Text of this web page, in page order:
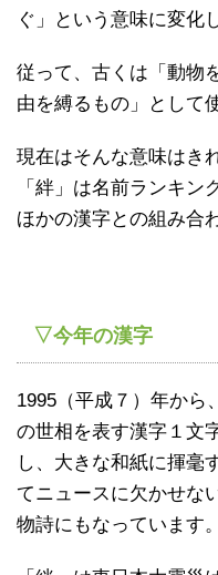
ぐ」という意味に変化
従って、古くは「動物
由を縛るもの」として
現在はそんな意味はき
「絆」は名前ランキン
ほかの漢字との組み合
▽今年の漢字
1995（平成７）年から
の世相を表す漢字１文
し、大きな和紙に揮毫
てニュースに欠かせな
物詩にもなっています。